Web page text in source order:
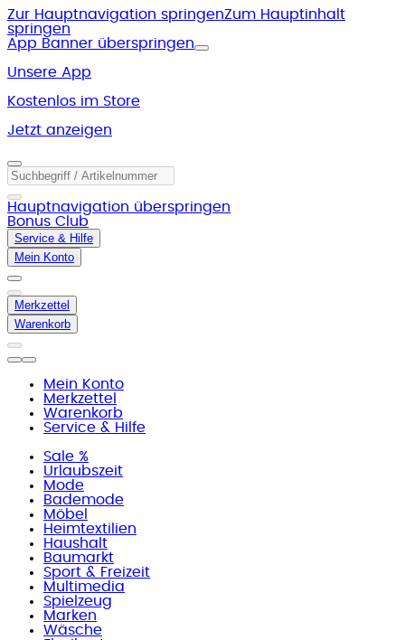
Zur Hauptnavigation springenZum Hauptinhalt
springen
App Banner überspringen
Unsere App
Kostenlos im Store
Jetzt anzeigen
Hauptnavigation überspringen
Bonus Club
Service & Hilfe
Mein Konto
Merkzettel
Warenkorb
Mein Konto
Merkzettel
Warenkorb
Service & Hilfe
Sale %
Urlaubszeit
Mode
Bademode
Möbel
Heimtextilien
Haushalt
Baumarkt
Sport & Freizeit
Multimedia
Spielzeug
Marken
Wäsche